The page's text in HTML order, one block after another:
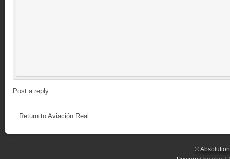
Post a reply
Return to Aviación Real
©